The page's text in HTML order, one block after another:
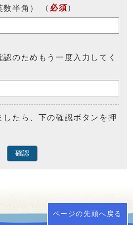
半角） （ 必須）
認のためもう一度入力してく
したら、下の確認ボタンを押
確認
ページの先頭へ戻る